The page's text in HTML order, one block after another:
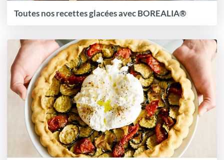
Toutes nos recettes glacées avec BOREALIA®